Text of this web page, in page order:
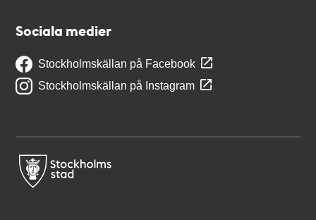
Sociala medier
Stockholmskällan på Facebook
Stockholmskällan på Instagram